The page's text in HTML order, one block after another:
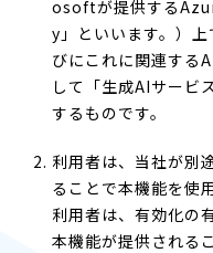
osoftが提供する
y」といいます。）
びにこれに関連する
して「生成AIサービ
するものです。
利用者は、当社が別
ることで本機能を使
利用者は、有効化の
本機能が提供される